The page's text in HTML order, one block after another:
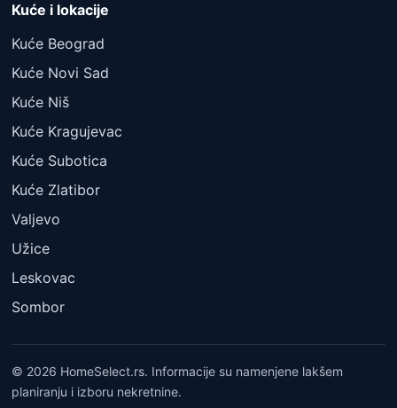
Kuće i lokacije
Kuće Beograd
Kuće Novi Sad
Kuće Niš
Kuće Kragujevac
Kuće Subotica
Kuće Zlatibor
Valjevo
Užice
Leskovac
Sombor
© 2026 HomeSelect.rs. Informacije su namenjene lakšem
planiranju i izboru nekretnine.